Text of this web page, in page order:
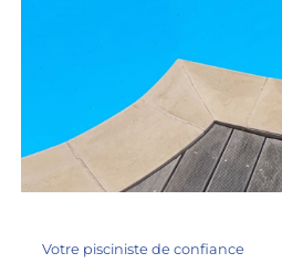
Votre pisciniste de confiance